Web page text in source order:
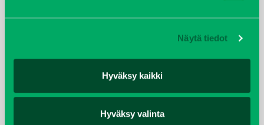
Näytä tiedot
Hyväksy kaikki
Hyväksy valinta
helmikuu 2020